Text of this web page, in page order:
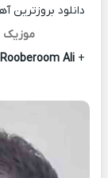
دانلود
موزیک
Ali+